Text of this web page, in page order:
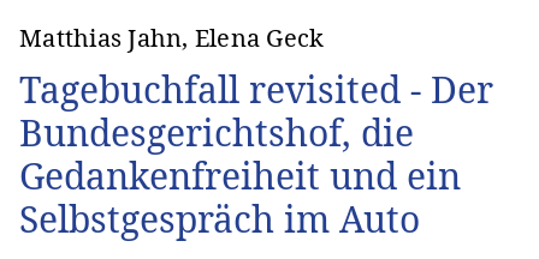
Matthias Jahn, Elena Geck
Tagebuchfall revisited - Der
Bundesgerichtshof, die
Gedankenfreiheit und ein
Selbstgespräch im Auto